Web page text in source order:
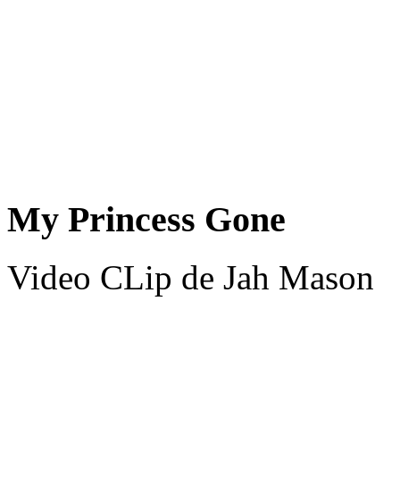
My Princess Gone
Video CLip de Jah Mason